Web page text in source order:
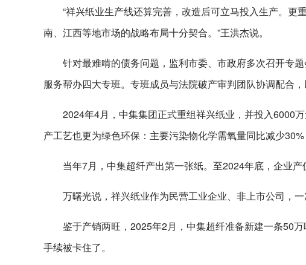
“祥兴纸业生产线还算完善，改造后可立马投入生产。
南、江西等地市场的战略布局十分契合。”王洪杰说。
针对最难啃的债务问题，监利市委、市政府多次召开专
服务帮办四大专班。专班成员与法院破产审判团队协调配合
2024年4月，中集集团正式重组祥兴纸业，并投入6000
产工艺也更为绿色环保：主要污染物化学需氧量同比减少30%
当年7月，中集超纤产出第一张纸。至2024年底，企业
万曙光说，祥兴纸业作为民营工业企业、非上市公司，
鉴于产销两旺，2025年2月，中集超纤准备新建一条50
手续被卡住了。